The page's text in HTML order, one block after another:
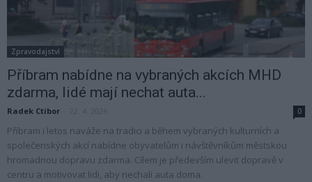
Zpravodajství
Příbram nabídne na vybraných akcích MHD
zdarma, lidé mají nechat auta...
Radek Ctibor 0
Příbram i letos naváže na tradici a během vybraných kulturních a
společenských akcí nabídne obyvatelům i návštěvníkům městskou
hromadnou dopravu zdarma. Cílem je především ulevit dopravě v
centru a motivovat lidi, aby nechali auta doma.